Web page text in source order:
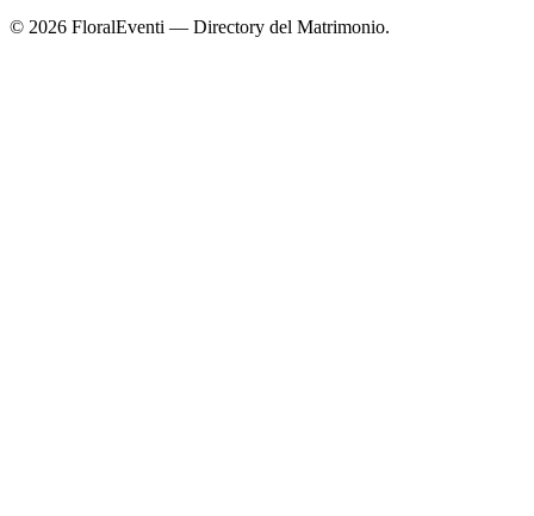
© 2026 FloralEventi — Directory del Matrimonio.